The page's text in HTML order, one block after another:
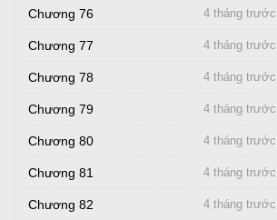
Chương 76 4 tháng trước
Chương 77 4 tháng trước
Chương 78 4 tháng trước
Chương 79 4 tháng trước
Chương 80 4 tháng trước
Chương 81 4 tháng trước
Chương 82 4 tháng trước